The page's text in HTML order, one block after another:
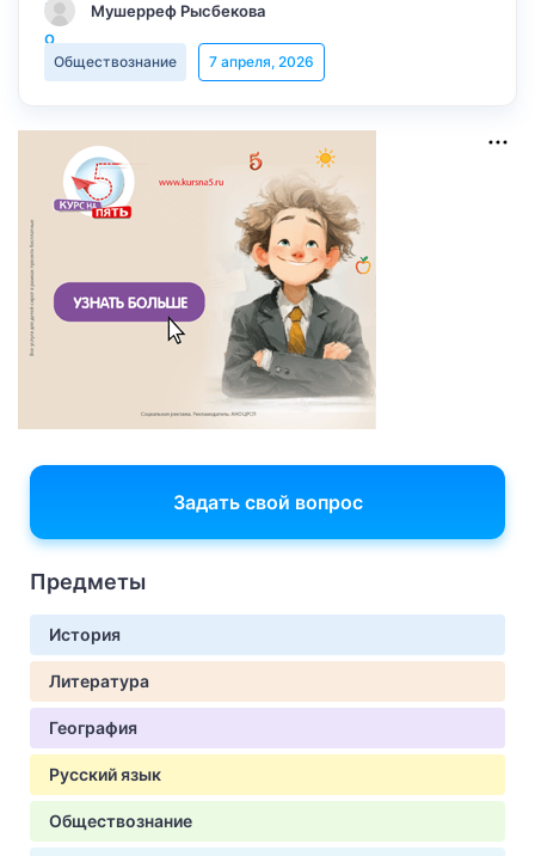
Мушерреф Рысбекова
Обществознание 7 апреля, 2026
Задать свой вопрос
Предметы
История
Литература
География
Русский язык
Обществознание